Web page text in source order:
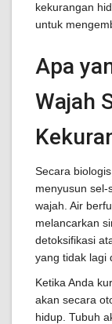
kekurangan
untuk
Apa
Wajah
Secara
menyusun
wajah. Air
melancarkan
detoksifikasi
yang tidak lagi
Ketika Anda
akan secara
hidup. Tubuh